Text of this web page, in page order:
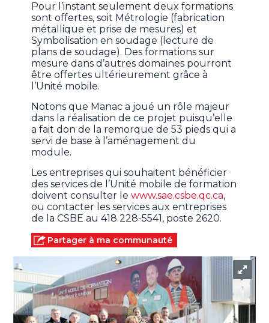
Pour l’instant seulement deux formations
sont offertes, soit Métrologie (fabrication
métallique et prise de mesures) et
Symbolisation en soudage (lecture de
plans de soudage). Des formations sur
mesure dans d’autres domaines pourront
être offertes ultérieurement grâce à
l’Unité mobile.
Notons que Manac a joué un rôle majeur
dans la réalisation de ce projet puisqu’elle
a fait don de la remorque de 53 pieds qui a
servi de base à l’aménagement du
module.
Les entreprises qui souhaitent bénéficier
des services de l’Unité mobile de formation
doivent consulter lewww.sae.csbe.qc.ca,
ou contacter les services aux entreprises
de la CSBE au 418 228-5541, poste 2620.
Partager à ma communauté